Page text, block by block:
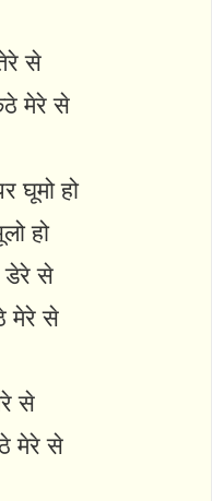
से
मेरे से
घूमो हो
हो
डेरे से
मेरे से
से
मेरे से